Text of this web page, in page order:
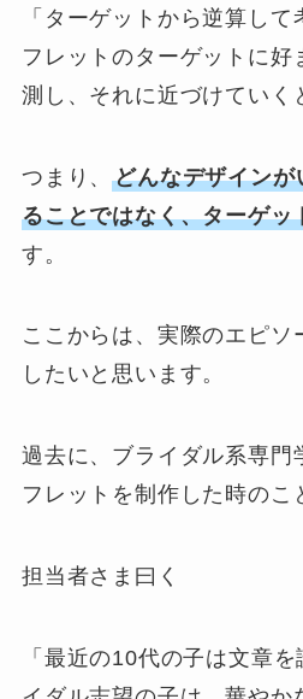
「ターゲットから逆算し
フレットのターゲットに好
測し、それに近づけていく
つまり、どんなデザイン
ることではなく、ターゲッ
す。
ここからは、実際のエピソ
したいと思います。
過去に、ブライダル系専門
フレットを制作した時のこ
担当者さま曰く
「最近の10代の子は文章